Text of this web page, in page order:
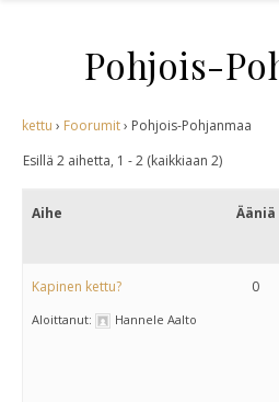
Pohjois-
kettu › Foorumit› Pohjois-Pohjanmaa
Esillä 2 aihetta, 1 - 2 (kaikkiaan 2)
Aihe Ääniä
Kapinen kettu?
Aloittanut: Hannele Aalto
0